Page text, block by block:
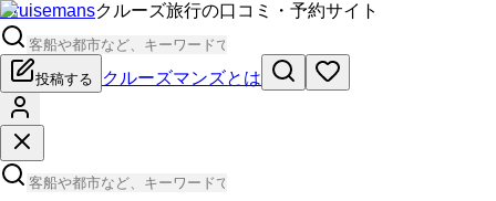
Cruisemansクルーズ旅行の口コミ・予約サイト
投稿する クルーズマンズとは